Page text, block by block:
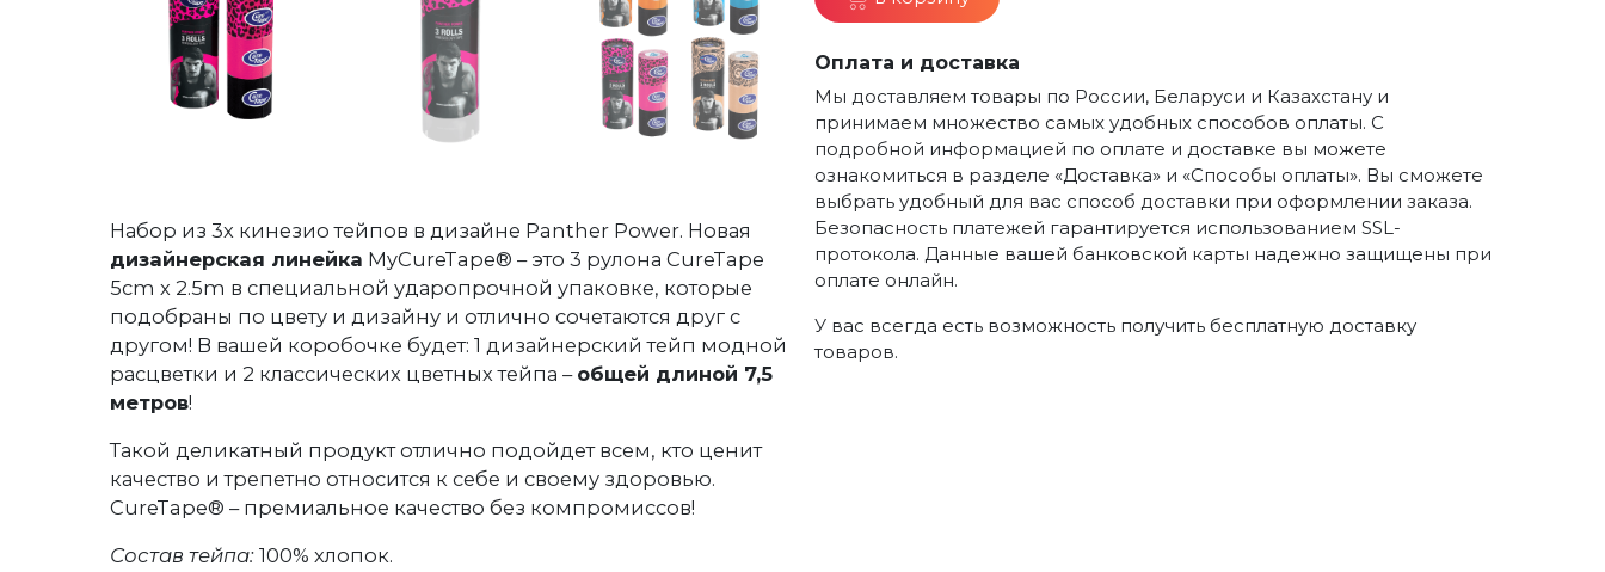
Набор из 3х кинезио тейпов в дизайне Panther Power. Новая
дизайнерская линейка MyCureTape® – это 3 рулона CureTape
5cm х 2.5m в специальной ударопрочной упаковке, которые
подобраны по цвету и дизайну и отлично сочетаются друг с
другом! В вашей коробочке будет: 1 дизайнерский тейп модной
расцветки и 2 классических цветных тейпа – общей длиной 7,5
метров!
Такой деликатный продукт отлично подойдет всем, кто ценит
качество и трепетно относится к себе и своему здоровью.
CureTape® – премиальное качество без компромиссов!
Состав тейпа: 100% хлопок.
Оплата и доставка
Мы доставляем товары по России, Беларуси и Казахстану и
принимаем множество самых удобных способов оплаты. С
подробной информацией по оплате и доставке вы можете
ознакомиться в разделе «Доставка» и «Способы оплаты». Вы сможете
выбрать удобный для вас способ доставки при оформлении заказа.
Безопасность платежей гарантируется использованием SSL-
протокола. Данные вашей банковской карты надежно защищены при
оплате онлайн.
У вас всегда есть возможность получить бесплатную доставку
товаров.